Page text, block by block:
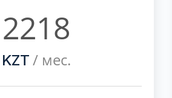
2218
KZT / мес.